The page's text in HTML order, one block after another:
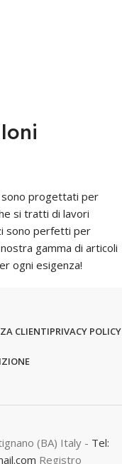
sono progettati per
si tratti di lavori
sono perfetti per
gamma di articoli
ogni esigenza!
CLIENTIPRIVACY POLICY
(BA) Italy - Tel:
Registro